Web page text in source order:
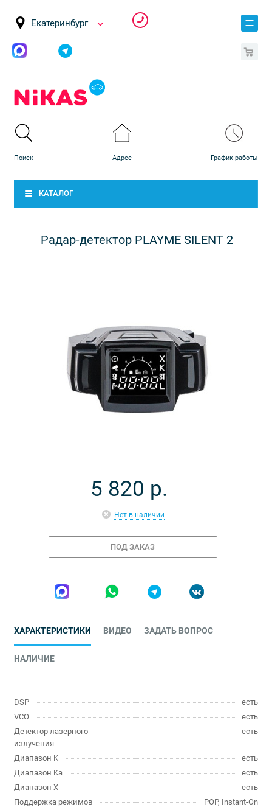
Екатеринбург
КАТАЛОГ
Радар-детектор PLAYME SILENT 2
5 820 р.
Нет в наличии
ПОД ЗАКАЗ
ХАРАКТЕРИСТИКИ ВИДЕО ЗАДАТЬ ВОПРОС
НАЛИЧИЕ
DSP
есть
VCO
есть
Детектор лазерного
излучения
есть
Диапазон K
есть
Диапазон Ka
есть
Диапазон X
есть
Поддержка режимов
POP, Instant-On